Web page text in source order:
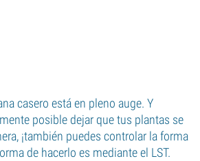
casero está en pleno auge. Y
posible dejar que tus plantas se
¡también puedes controlar la forma
de hacerlo es mediante el LST.